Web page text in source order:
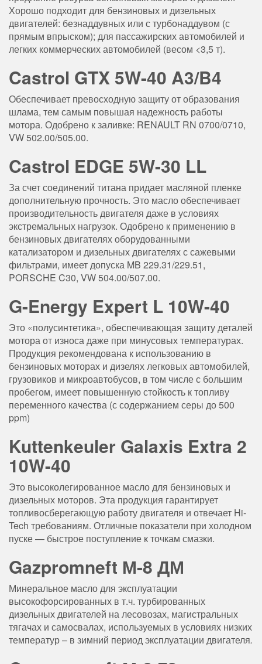
Хорошо подходит для бензиновых и дизельных
двигателей: безнаддувных или с турбонаддувом (с
прямым впрыском); для пассажирских автомобилей и
легких коммерческих автомобилей (весом <3,5 т).
Castrol GTX 5W-40 A3/B4
Обеспечивает превосходную защиту от образования
шлама, тем самым повышая надежность работы
мотора. Одобрено к заливке: RENAULT RN 0700/0710,
VW 502.00/505.00.
Castrol EDGE 5W-30 LL
За счет соединений титана придает масляной пленке
дополнительную прочность. Это масло обеспечивает
производительность двигателя даже в условиях
экстремальных нагрузок. Одобрено к применению в
бензиновых двигателях оборудованными
катализатором и дизельных двигателях с сажевыми
фильтрами, имеет допуска MB 229.31/229.51,
PORSCHE C30, VW 504.00/507.00.
G-Energy Expert L 10W-40
Это «полусинтетика», обеспечивающая защиту деталей
мотора от износа даже при минусовых температурах.
Продукция рекомендована к использованию в
бензиновых моторах и дизелях легковых автомобилей,
грузовиков и микроавтобусов, в том числе с большим
пробегом, имеет повышенную стойкость к топливу
переменного качества (с содержанием серы до 500
ppm)
Kuttenkeuler Galaxis Extra 2
10W-40
Это высоколегированное масло для бензиновых и
дизельных моторов. Эта продукция гарантирует
топливосберегающую работу двигателя и отвечает Hi-
Tech требованиям. Отличные показатели при холодном
пуске — быстрое поступление к точкам смазки.
Gazpromneft М-8 ДМ
Минеральное масло для эксплуатации
высокофорсированных в т.ч. турбированных
дизельных двигателей на лесовозах, магистральных
тягачах и самосвалах, используемых в условиях низких
температур – в зимний период эксплуатации двигателя.